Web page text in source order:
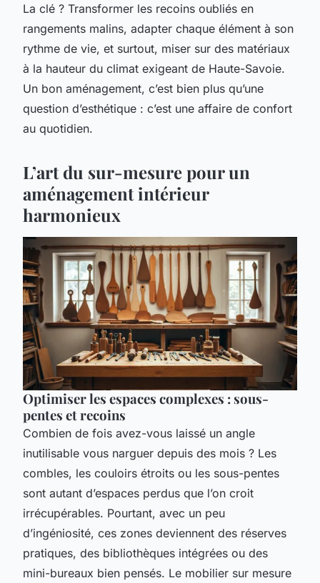
La clé ? Transformer les recoins oubliés en
rangements malins, adapter chaque élément à son
rythme de vie, et surtout, miser sur des matériaux
à la hauteur du climat exigeant de Haute-Savoie.
Un bon aménagement, c’est bien plus qu’une
question d’esthétique : c’est une affaire de confort
au quotidien.
L’art du sur-mesure pour un
aménagement intérieur
harmonieux
Optimiser les espaces complexes : sous-
pentes et recoins
Combien de fois avez-vous laissé un angle
inutilisable vous narguer depuis des mois ? Les
combles, les couloirs étroits ou les sous-pentes
sont autant d’espaces perdus que l’on croit
irrécupérables. Pourtant, avec un peu
d’ingéniosité, ces zones deviennent des réserves
pratiques, des bibliothèques intégrées ou des
mini-bureaux bien pensés. Le mobilier sur mesure